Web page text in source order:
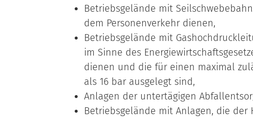
Betriebsgelände mit
dem Personenverkehr dienen,
Betriebsgelände mit
im Sinne des
dienen und die für einen maximal
als 16 bar ausgelegt sind,
Anlagen der untertägigen
Betriebsgelände mit Anlagen, die der